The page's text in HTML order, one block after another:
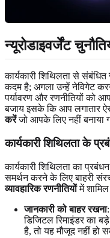
न्यूरोडाइवर्जेंट
कार्यकारी शिथिलता से संबंधित
कदम है; अगला उन्हें नेविगेट
पर्यावरण और रणनीतियों को
बजाय इसके कि आप लगातार
करेंजो आपके लिए नहीं बनाया
कार्यकारी शिथिलता के
कार्यकारी शिथिलता का
समर्थन करने के लिए बाहरी
व्यावहारिक रणनीतियोंमें शामिल
जानकारी को बाहर रखना
डिजिटल रिमाइंडर का
है, तो यह मौजूद नहीं हो